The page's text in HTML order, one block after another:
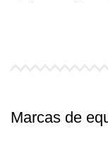
Marcas de